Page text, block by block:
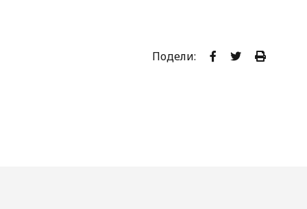
Подели: